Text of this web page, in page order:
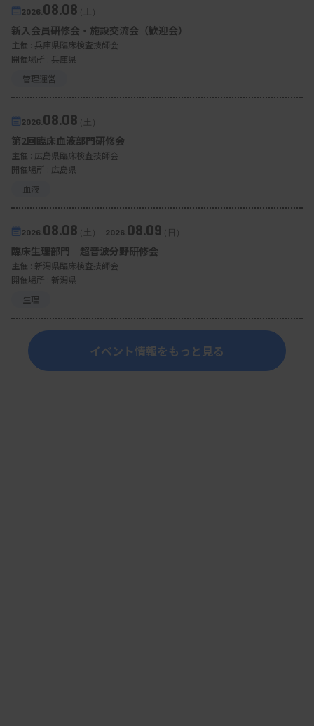
2026. 08.08（土）
新入会員研修会・施設交流会（歓迎会）
主催 : 兵庫県臨床検査技師会
開催場所 : 兵庫県
管理運営
2026. 08.08（土）
第2回臨床血液部門研修会
主催 : 広島県臨床検査技師会
開催場所 : 広島県
血液
2026. 08.08（土） - 2026. 08.09（日）
臨床生理部門 超音波分野研修会
主催 : 新潟県臨床検査技師会
開催場所 : 新潟県
生理
イベント情報をもっと見る